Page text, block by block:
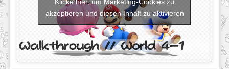
akzeptieren und diesen Inhalt zu aktivieren